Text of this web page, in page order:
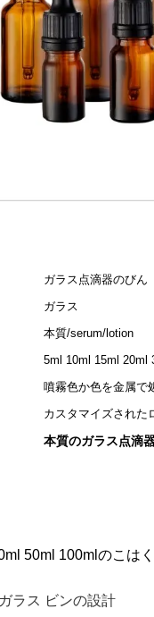
ガラス点滴器のびん
ガラス
本質/serum/lotion
5ml 10ml 15ml 20ml
噴霧色か色を金属で
カスタマイズされた
本質のガラス点滴
50ml 100mlのこは
ラス ビンの設計